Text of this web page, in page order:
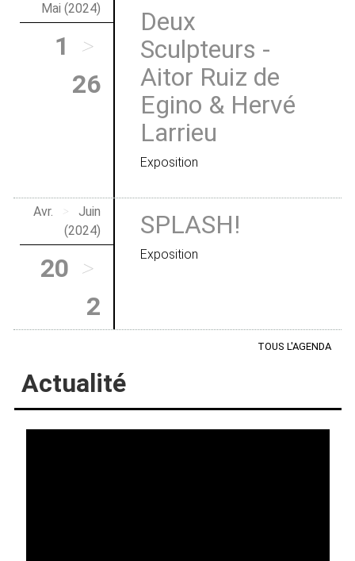
Mai (2024)
1 >
26
Deux
Sculpteurs -
Aitor Ruiz de
Egino & Hervé
Larrieu
Exposition
Avr. >
Juin
(2024)
20 >
2
SPLASH!
Exposition
TOUS L'AGENDA
Actualité